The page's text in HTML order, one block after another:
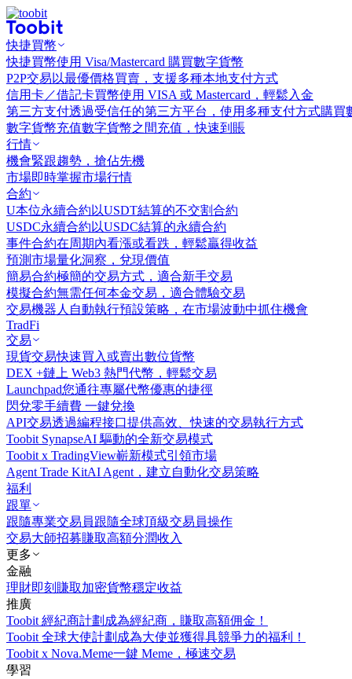
快捷買幣
快捷買幣使用 Visa/Mastercard 購買數字貨幣
P2P交易 以最優價格買賣，支援多種本地支付方式
信用卡／借記卡買幣使用 VISA 或 Mastercard，輕鬆入金
第三方支付透過受信任的第三方平台，使用多種支付方式購買
數字貨幣充值數字貨幣之間充值，快速到賬
行情
機會緊跟趨勢，搶佔先機
市場即時掌握市場行情
合約
U本位永續合約 以USDT結算的不交割合約
USDC永續合約 以USDC結算的永續合約
事件合約在周期內看漲或看跌，輕鬆贏得收益
預測市場量化洞察，兌現價值
簡易合約極簡的交易方式，適合新手交易
模擬合約無需任何本金交易，適合體驗交易
交易機器人 自動執行預設策略，在市場波動中抓住機會
TradFi
交易
現貨交易快速買入或賣出數位貨幣
DEX +鏈上 Web3 熱門代幣，輕鬆交易
Launchpad您通往專屬代幣優惠的捷徑
閃兌零手續費 一鍵兌換
API交易透過編程接口提供高效、快速的交易執行方式
Toobit SynapseAI 驅動的全新交易模式
Toobit x TradingView嶄新模式引領市場
Agent Trade KitAI Agent，建立自動化交易策略
福利
跟單
跟隨專業交易員跟隨全球頂級交易員操作
交易大師招募賺取高額分潤收入
更多
金融
理財即刻賺取加密貨幣穩定收益
推廣
Toobit 經紀商計劃 成為經紀商，賺取高額佣金！
Toobit 全球大使計劃 成為大使並獲得具競爭力的福利！
Toobit x Nova.Meme一鍵 Meme，極速交易
學習